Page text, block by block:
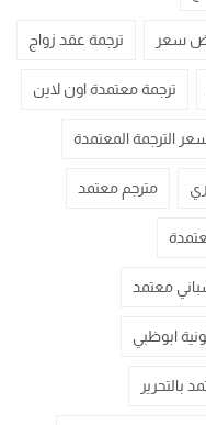
سعر ترجمة عقد زواج
ترجمة معتمدة اون لاين
الترجمة المعتمدة
مترجم معتمد
معتمد
ابوظبي
بالتحرير